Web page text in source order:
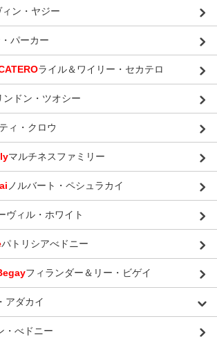
ン・ヤジー
パーカー
ライル＆ワイリー・セカテロ
ンドン・ツオシー
ィ・クロウ
マルチネスファミリー
ノルバート・ペシュラカイ
ヴィル・ホワイト
パトリシアべドニー
フィランダー＆リー・ビゲイ
アダカイ
・べドニー